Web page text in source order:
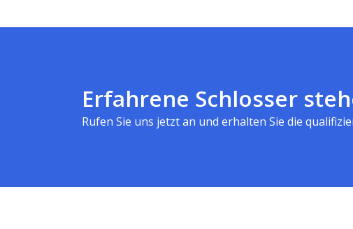
Erfahrene Schlosser
Rufen Sie uns jetzt an und erhalten Sie die